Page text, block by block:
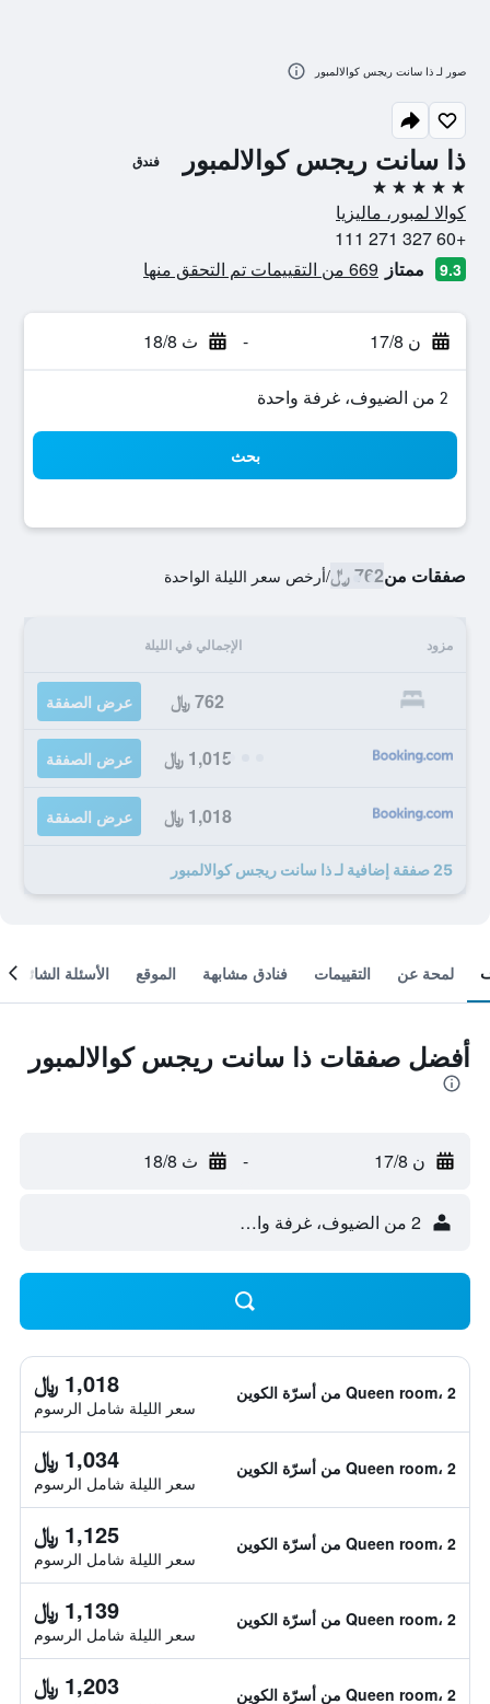
ذا سانت ريجس كوالالمبور فندق
5 نجوم
كوالا لمبور، ماليزيا
+60 327 271 111
9.3 ممتاز 669 من التقييمات تم التحقق منها
ن 17/8 - ث 18/8
2 من الضيوف، غرفة واحدة
بحث
صفقات من762 ﷼ /أرخص سعر الليلة الواحدة
مزود الإجمالي في الليلة
762 ﷼ عرض الصفقة
1,015 ﷼ عرض الصفقة
1,018 ﷼ عرض الصفقة
25 صفقة إضافية لـ ذا سانت ريجس كوالالمبور
صور لـ ذا سانت ريجس كوالالمبور
لمحة عن التقييمات فنادق مشابهة الموقع الأسئلة الشائعة
أفضل صفقات ذا سانت ريجس كوالالمبور
ن 17/8 - ث 18/8
2 من الضيوف، غرفة واحدة
Queen room، 2 من أسرّة الكوين 1,018 ﷼
سعر الليلة شامل الرسوم
Queen room، 2 من أسرّة الكوين 1,034 ﷼
سعر الليلة شامل الرسوم
Queen room، 2 من أسرّة الكوين 1,125 ﷼
سعر الليلة شامل الرسوم
Queen room، 2 من أسرّة الكوين 1,139 ﷼
سعر الليلة شامل الرسوم
Queen room، 2 من أسرّة الكوين 1,203 ﷼